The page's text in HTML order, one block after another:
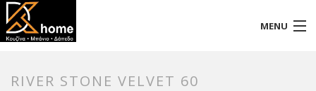
MENU
RIVER STONE VELVET 60